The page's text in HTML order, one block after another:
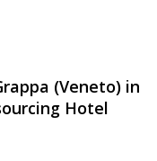
(Veneto) in
Hotel